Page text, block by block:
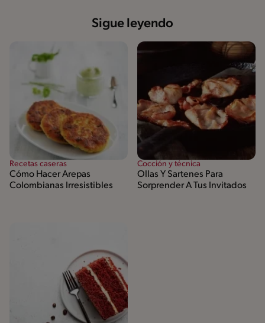
Sigue leyendo
Recetas caseras
Cómo Hacer Arepas
Colombianas Irresistibles
Cocción y técnica
Ollas Y Sartenes Para
Sorprender A Tus Invitados